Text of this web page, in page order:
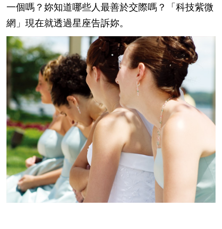
一個嗎？妳知道哪些人最善於交際嗎？「科技紫微
網」現在就透過星座告訴妳。